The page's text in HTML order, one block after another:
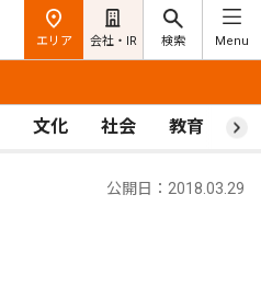
エリア 会社・IR 検索 Menu
文化 社会 教育 ス
公開日：2018.03.29